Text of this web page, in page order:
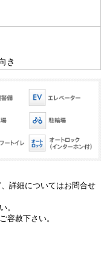
き
詳細についてはお問合せ
。
容赦下さい。